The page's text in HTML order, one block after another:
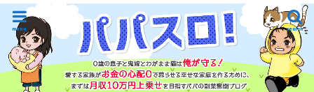
search
menu